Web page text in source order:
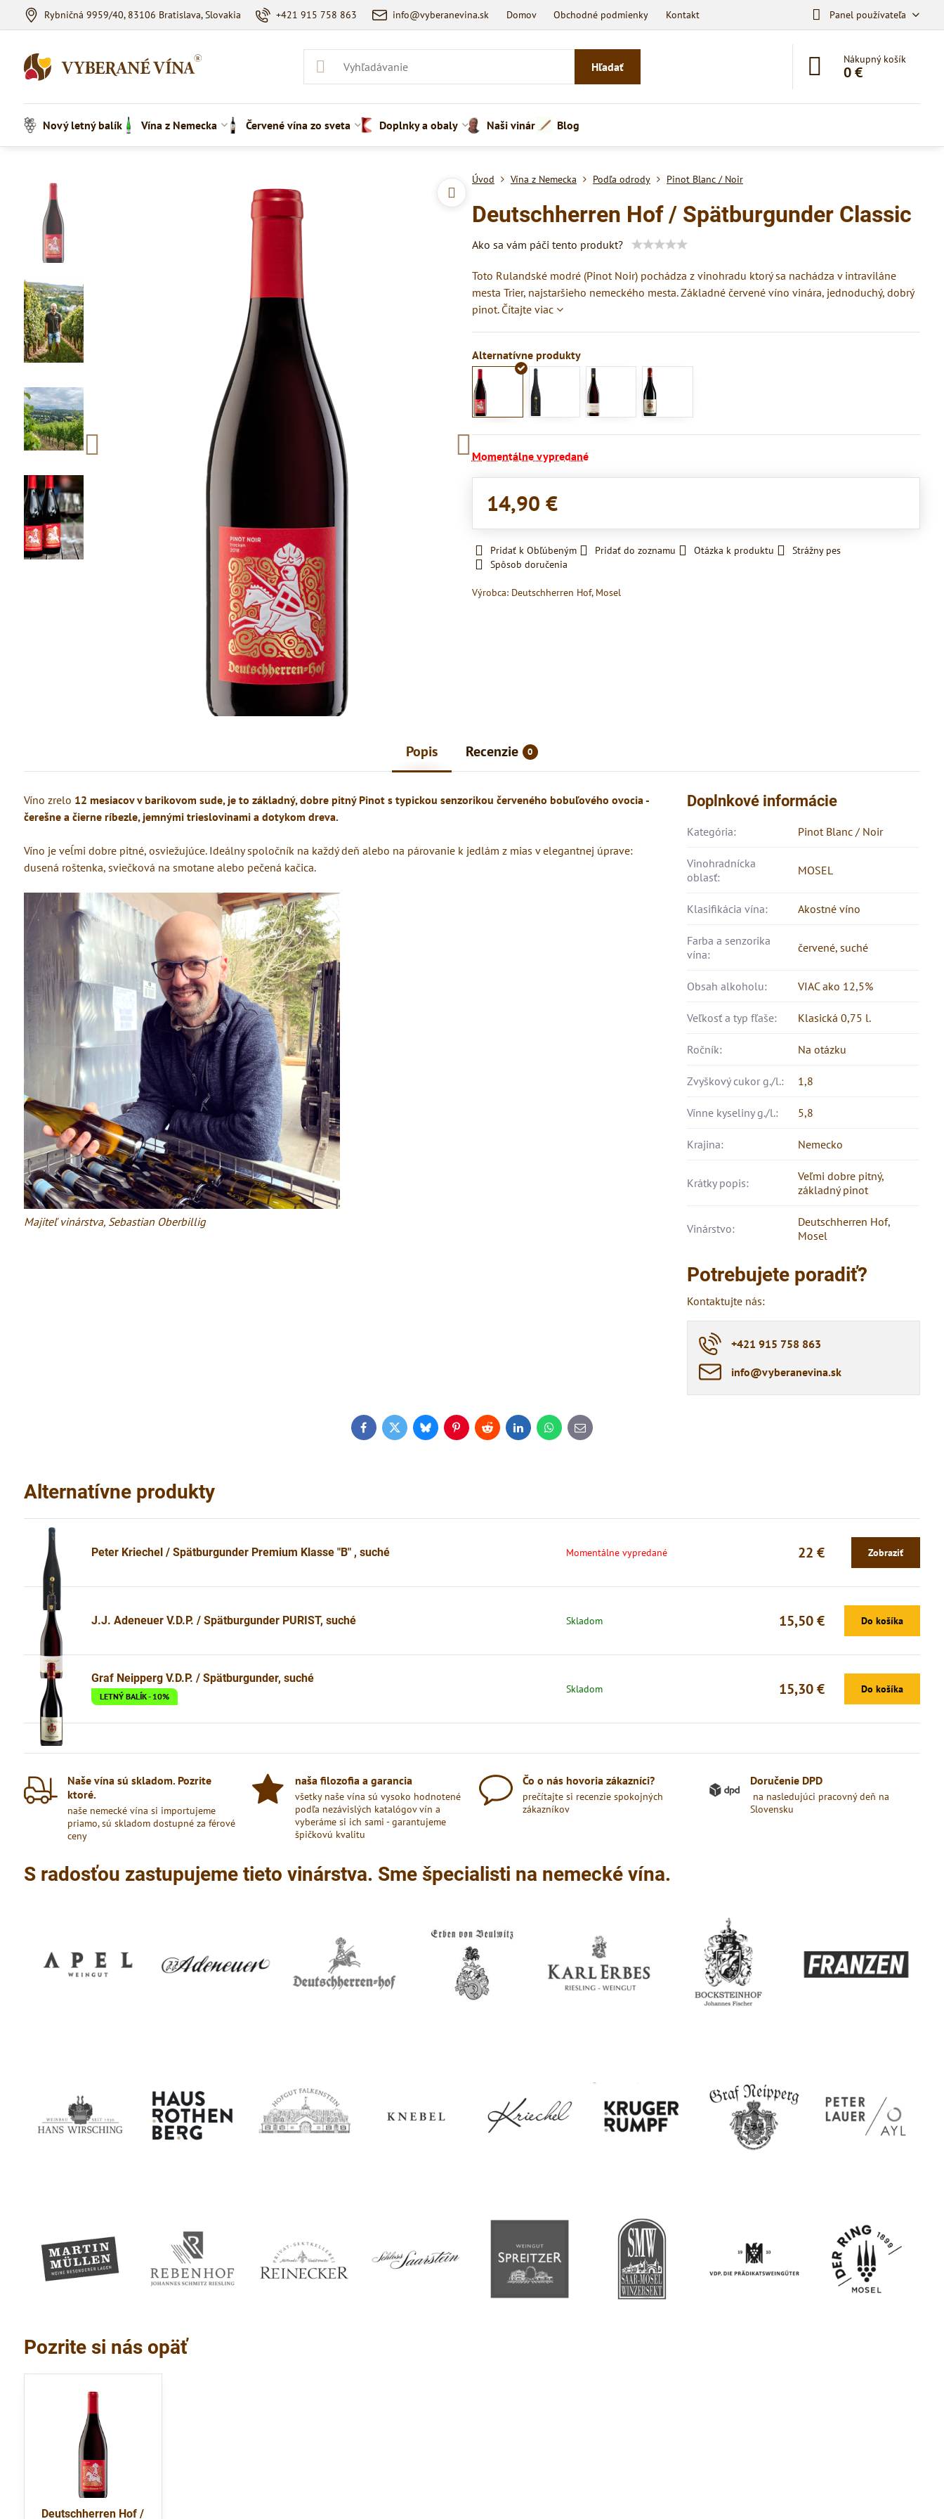
Rybničná 9959/40, 83106 Bratislava, Slovakia +421 915 758 863 info@vyberanevina.sk Domov Obchodné podmienky Kontakt Panel používateľa
Hľadať
Nákupný košík
0 €
Nový letný balík Vína z Nemecka Červené vína zo sveta Doplnky a obaly Naši vinári Blog
Úvod Vína z Nemecka Podľa odrody Pinot Blanc / Noir
Deutschherren Hof / Spätburgunder Classic
Ako sa vám páči tento produkt?
Toto Rulandské modré (Pinot Noir) pochádza z vinohradu ktorý sa nachádza v intraviláne
mesta Trier, najstaršieho nemeckého mesta. Základné červené víno vinára, jednoduchý, dobrý
pinot. Čítajte viac
Momentálne vypredané
14,90 €
Pridať k Obľúbeným Pridať do zoznamu Otázka k produktu
Strážny pes
Spôsob doručenia
Výrobca: Deutschherren Hof, Mosel
Popis Recenzie 0
Víno zrelo 12 mesiacov v barikovom sude, je to základný, dobre pitný Pinot s typickou senzorikou červeného bobuľového ovocia -
čerešne a čierne ríbezle, jemnými trieslovinami a dotykom dreva.
Víno je veĺmi dobre pitné, osviežujúce. Ideálny spoločník na každý deň alebo na párovanie k jedlám z mias v elegantnej úprave:
dusená roštenka, sviečková na smotane alebo pečená kačica.
Majiteľ vinárstva, Sebastian Oberbillig
Doplnkové informácie
Kategória: Pinot Blanc / Noir
Vinohradnícka
oblasť:
MOSEL
Klasifikácia vína: Akostné víno
Farba a senzorika
vína:
červené, suché
Obsah alkoholu: VIAC ako 12,5%
Veľkosť a typ fľaše: Klasická 0,75 l.
Ročník: Na otázku
Zvyškový cukor g./l.: 1,8
Vínne kyseliny g./l.: 5,8
Krajina: Nemecko
Krátky popis:
Veľmi dobre pitný,
základný pinot
Vinárstvo:
Deutschherren Hof,
Mosel
Potrebujete poradiť?
Kontaktujte nás:
+421 915 758 863
info​@vyberanevina​.sk
FacebookTwitterBlueskyPinterestRedditLinkedInWhatsApp
E-
mail
Alternatívne produkty
Peter Kriechel / Spätburgunder Premium Klasse "B" , suché Momentálne vypredané 22 € Zobraziť
J.J. Adeneuer V.D.P. / Spätburgunder PURIST, suché Skladom 15,50 € Do košíka
Graf Neipperg V.D.P. / Spätburgunder, suché
LETNÝ BALÍK - 10%
Skladom 15,30 € Do košíka
Naše vína sú skladom​. Pozrite
ktoré​.
naše nemecké vína si importujeme
priamo, sú skladom dostupné za férové
ceny
naša filozofia a garancia
všetky naše vína sú vysoko hodnotené
podľa nezávislých katalógov vín a
vyberáme si ich sami - garantujeme
špičkovú kvalitu
Čo o nás hovoria zákazníci?
prečítajte si recenzie spokojných
zákazníkov
Doručenie DPD
na nasledujúci pracovný deň na
Slovensku
S radosťou zastupujeme tieto vinárstva. Sme špecialisti na nemecké vína.
Pozrite si nás opäť
Deutschherren Hof /